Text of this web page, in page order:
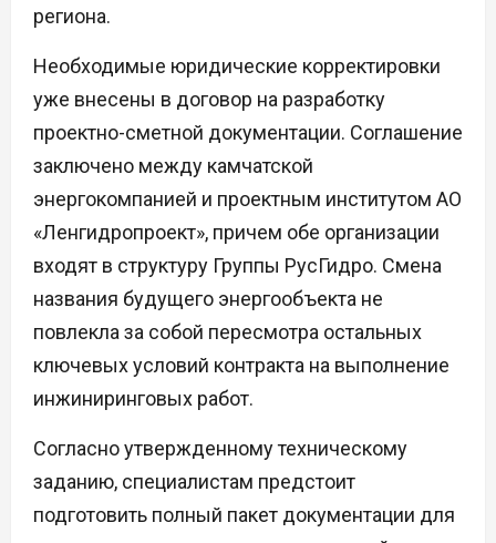
региона.
Необходимые юридические корректировки
уже внесены в договор на разработку
проектно-сметной документации. Соглашение
заключено между камчатской
энергокомпанией и проектным институтом АО
«Ленгидропроект», причем обе организации
входят в структуру Группы РусГидро. Смена
названия будущего энергообъекта не
повлекла за собой пересмотра остальных
ключевых условий контракта на выполнение
инжиниринговых работ.
Согласно утвержденному техническому
заданию, специалистам предстоит
подготовить полный пакет документации для